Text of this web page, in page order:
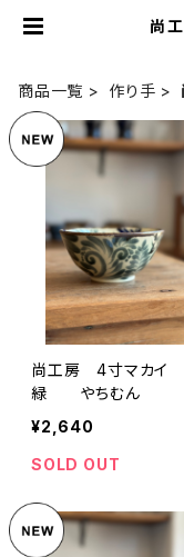
尚
商品一覧 作り手
尚工房 4寸マカ
緑 やちむん
¥2,640
SOLD OUT